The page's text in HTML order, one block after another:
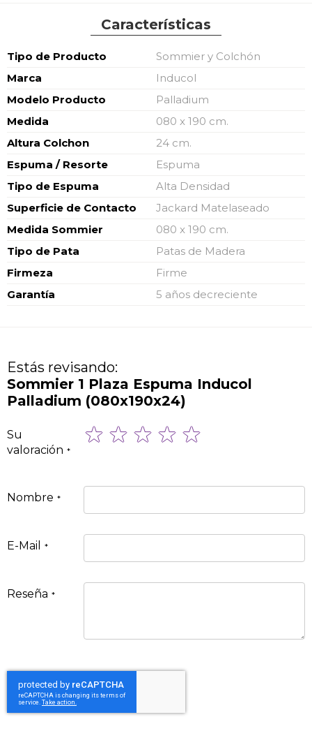
Características
Características
Tipo de Producto
Sommier y Colchón
Marca
Inducol
Modelo Producto
Palladium
Medida
080 x 190 cm.
Altura Colchon
24 cm.
Espuma / Resorte
Espuma
Tipo de Espuma
Alta Densidad
Superficie de Contacto
Jackard Matelaseado
Medida Sommier
080 x 190 cm.
Tipo de Pata
Patas de Madera
Firmeza
Firme
Garantía
5 años decreciente
Estás revisando:
Sommier 1 Plaza Espuma Inducol
Palladium (080x190x24)
Su
valoración
1
star
2
stars
3
stars
4
stars
5
stars
Nombre
E-Mail
Reseña